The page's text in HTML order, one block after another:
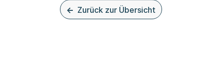
Zurück zur Übersicht